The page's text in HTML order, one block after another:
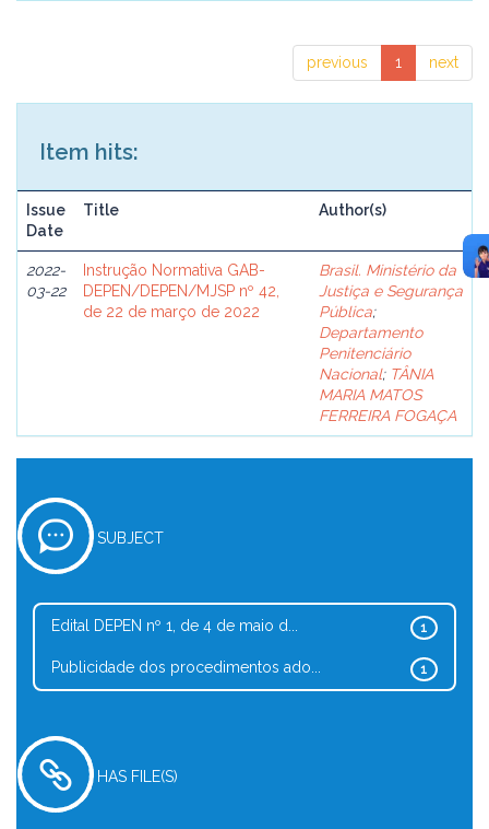
previous 1 next
Item hits:
Issue
Date
Title Author(s)
2022-
03-22
Instrução Normativa GAB-
DEPEN/DEPEN/MJSP nº 42,
de 22 de março de 2022
Brasil. Ministério da
Justiça e Segurança
Pública;
Departamento
Penitenciário
Nacional; TÂNIA
MARIA MATOS
FERREIRA FOGAÇA
SUBJECT
1
Edital DEPEN nº 1, de 4 de maio d...
1
Publicidade dos procedimentos ado...
HAS FILE(S)